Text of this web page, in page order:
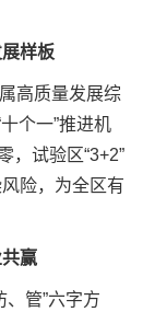
样板
高质量发展综
个一”推进机
，试验区“3+2”
险，为全区有
赢
管”六字方